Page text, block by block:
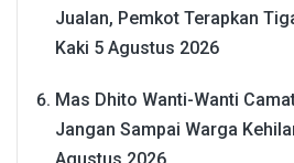
Jualan, Pemkot Terapkan
Kaki 5 Agustus 2026
Mas Dhito Wanti-Wanti
Jangan Sampai Warga
Agustus 2026